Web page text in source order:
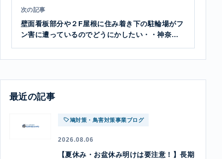
最近の記事
鳩対策・鳥害対策事業ブログ
2026.08.06
【夏休み・お盆休み明けは要注意！】長期
次の記事
壁面看板部分や２F屋根に住み着き下の駐輪場がフ
ン害に遭っているのでどうにかしたい・・神奈川